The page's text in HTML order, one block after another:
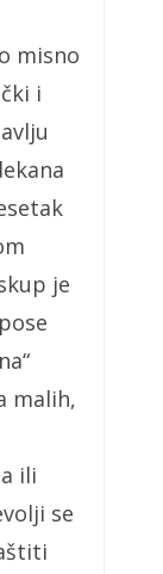
misno
i
je
malih,
ili
se